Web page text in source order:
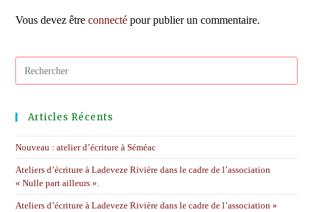
Vous devez êtreconnecté pour publier un commentaire.
Articles Récents
Nouveau : atelier d’écriture à Séméac
Ateliers d’écriture à Ladeveze Rivière dans le cadre de l’association
« Nulle part ailleurs ».
Ateliers d’écriture à Ladeveze Rivière dans le cadre de l’association »